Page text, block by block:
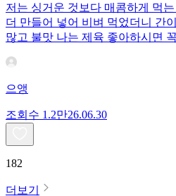
저는 싱거운 것보다 매콤하게 먹
더 만들어 넣어 비벼 먹었더니 간
많고 불맛 나는 제육 좋아하시면
으앵
조회수 1.2만26.06.30
182
더보기